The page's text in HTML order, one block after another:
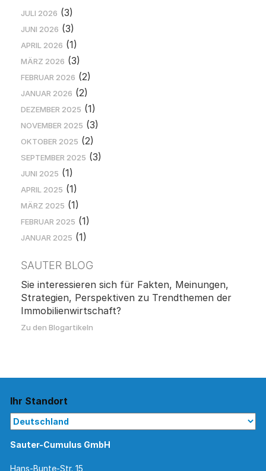
JULI 2026 (3)
JUNI 2026 (3)
APRIL 2026 (1)
MÄRZ 2026 (3)
FEBRUAR 2026 (2)
JANUAR 2026 (2)
DEZEMBER 2025 (1)
NOVEMBER 2025 (3)
OKTOBER 2025 (2)
SEPTEMBER 2025 (3)
JUNI 2025 (1)
APRIL 2025 (1)
MÄRZ 2025 (1)
FEBRUAR 2025 (1)
JANUAR 2025 (1)
SAUTER BLOG
Sie interessieren sich für Fakten, Meinungen,
Strategien, Perspektiven zu Trendthemen der
Immobilienwirtschaft?
Zu den Blogartikeln
Ihr Standort
Sauter-Cumulus GmbH
Hans-Bunte-Str. 15